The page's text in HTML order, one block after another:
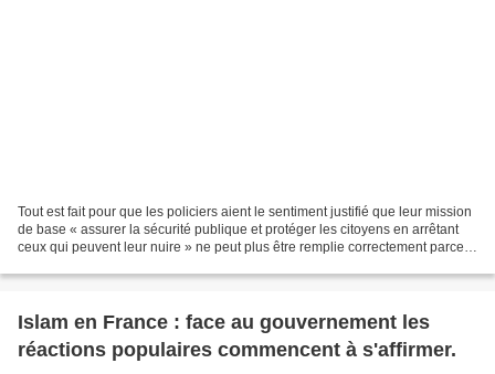
Tout est fait pour que les policiers aient le sentiment justifié que leur mission
de base « assurer la sécurité publique et protéger les citoyens en arrêtant
ceux qui peuvent leur nuire » ne peut plus être remplie correctement parce
Islam en France : face au gouvernement les
réactions populaires commencent à s'affirmer.